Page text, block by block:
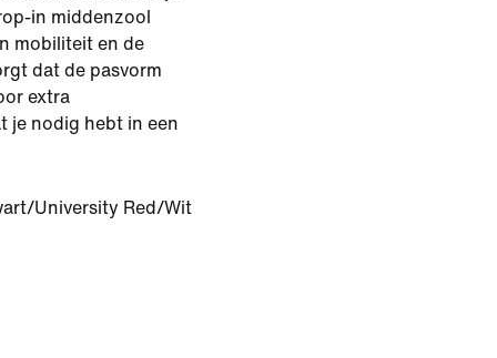
in middenzool
mobiliteit en de
dat de pasvorm
extra
je nodig hebt in een
University Red/Wit